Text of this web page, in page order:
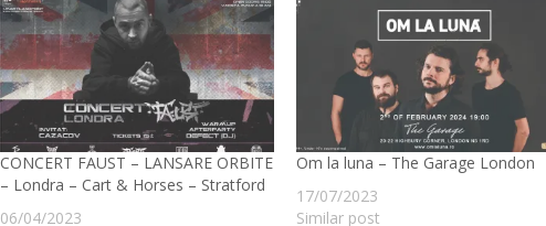
CONCERT FAUST – LANSARE ORBITE
– Londra – Cart & Horses – Stratford
06/04/2023
Om la luna – The Garage London
17/07/2023
Similar post